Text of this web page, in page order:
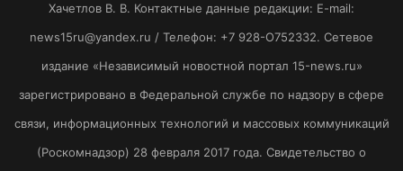
Хaчeтлoв B. B. Контактные данные редакции: E-mail:
news15ru@yandex.ru / Телефон: +7 928-O752332. Сетевое
издание «Независимый новостной портал 15-news.ru»
зарегистрировано в Федеральной службе по надзору в сфере
связи, информационных технологий и массовых коммуникаций
(Роскомнадзор) 28 февраля 2017 года. Свидетельство о